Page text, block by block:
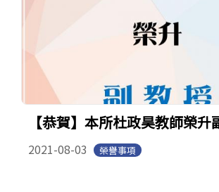
【恭賀】本所杜政昊教師榮升
2021-08-03 榮譽事項